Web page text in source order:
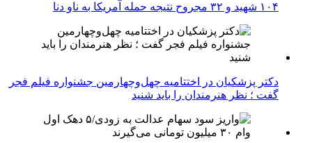
۱۰۴ شهید و ۳۲ مجروح نتیجه حمله آمریکا به ناو دنا
دکتر پزشکیان در اختتامیه چهل‌وچهارمین جشنواره فیلم فجر
گفت ؛ نظر هنرمندان را باید شنید